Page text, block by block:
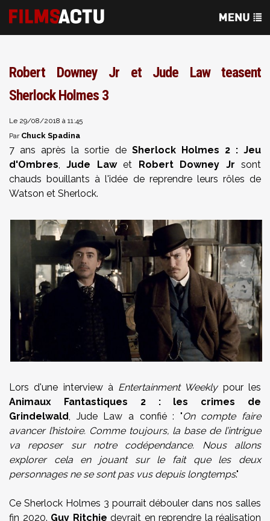
Robert Downey Jr et Jude Law teasent
Sherlock Holmes 3
Le 29/08/2018 à 11:45
Par Chuck Spadina
7 ans après la sortie de Sherlock Holmes 2 : Jeu
d'Ombres,Jude Lawet Robert Downey Jr sont
chauds bouillants à l'idée de reprendre leurs rôles de
Watson et Sherlock.
Lors d'une interview à Entertainment Weeklypour les
Animaux Fantastiques 2 : les crimes de
Grindelwald, Jude Law a confié : "On compte faire
avancer l’histoire. Comme toujours, la base de l’intrigue
va reposer sur notre codépendance. Nous allons
explorer cela en jouant sur le fait que les deux
personnages ne se sont pas vus depuis longtemps."
Ce Sherlock Holmes 3 pourrait débouler dans nos salles
fin 2020. Guy Ritchie devrait en reprendre la réalisation